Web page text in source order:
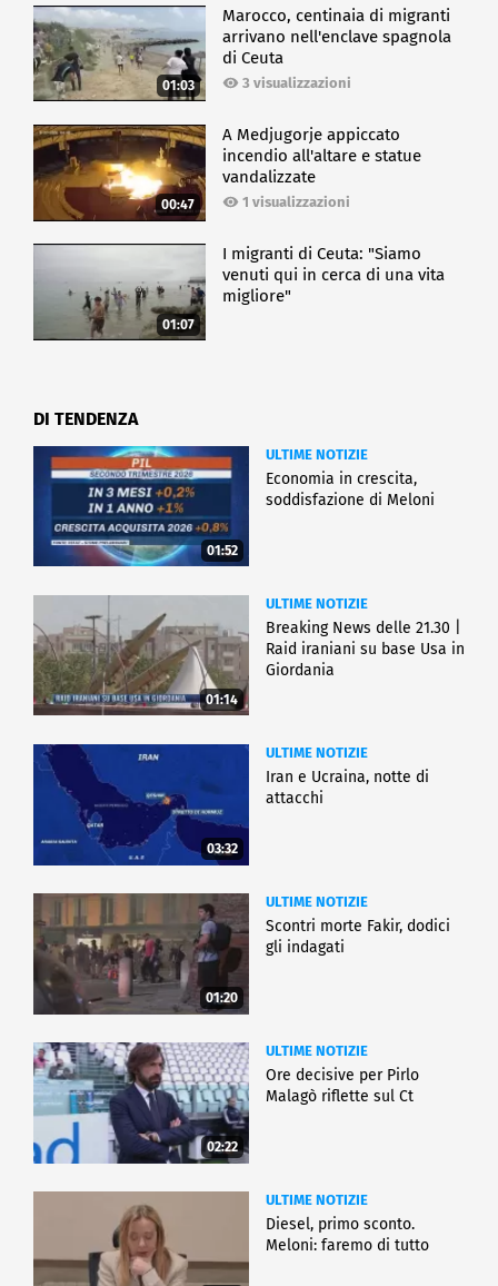
01:03
Marocco, centinaia di migranti
arrivano nell'enclave spagnola
di Ceuta
3 visualizzazioni
00:47
A Medjugorje appiccato
incendio all'altare e statue
vandalizzate
1 visualizzazioni
01:07
I migranti di Ceuta: "Siamo
venuti qui in cerca di una vita
migliore"
DI TENDENZA
01:52
ULTIME NOTIZIE
Economia in crescita,
soddisfazione di Meloni
01:14
ULTIME NOTIZIE
Breaking News delle 21.30 |
Raid iraniani su base Usa in
Giordania
03:32
ULTIME NOTIZIE
Iran e Ucraina, notte di
attacchi
01:20
ULTIME NOTIZIE
Scontri morte Fakir, dodici
gli indagati
02:22
ULTIME NOTIZIE
Ore decisive per Pirlo
Malagò riflette sul Ct
ULTIME NOTIZIE
Diesel, primo sconto.
Meloni: faremo di tutto